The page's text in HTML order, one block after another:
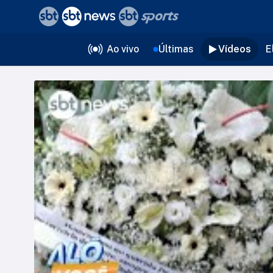
Ao vivo Últimas Vídeos
voltar
Editorias